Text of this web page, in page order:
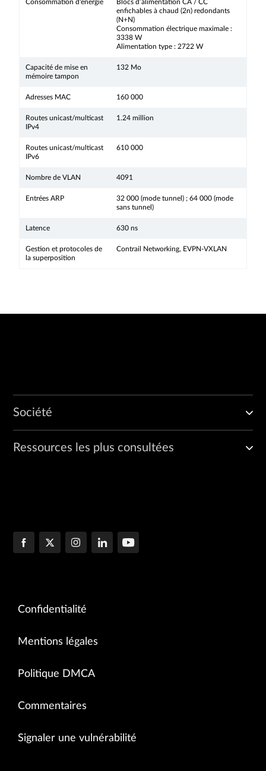
Consommation d'énergie
Blocs d’alimentation CA / CC
enfichables à chaud (2n) redondants
(N+N)
Consommation électrique maximale :
3338 W
Alimentation type : 2722 W
Capacité de mise en
mémoire tampon
132 Mo
Adresses MAC 160 000
Routes unicast/multicast
IPv4
1.24 million
Routes unicast/multicast
IPv6
610 000
Nombre de VLAN 4091
Entrées ARP
32 000 (mode tunnel) ; 64 000 (mode
sans tunnel)
Latence 630 ns
Gestion et protocoles de
la superposition
Contrail Networking, EVPN-VXLAN
Société
Ressources les plus consultées
Confidentialité
Mentions légales
Politique DMCA
Commentaires
Signaler une vulnérabilité